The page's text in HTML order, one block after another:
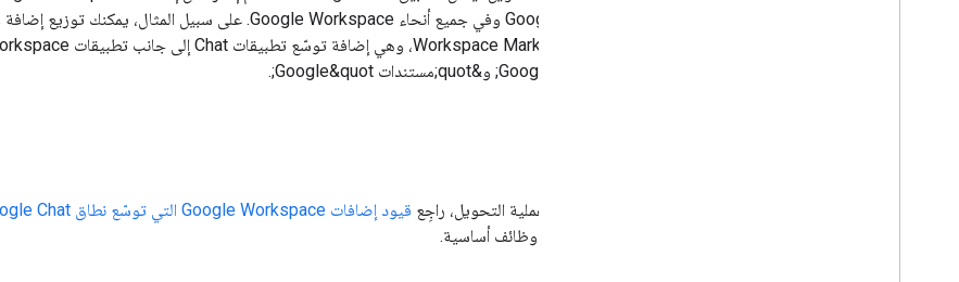
Google&quot; و&quot;مستندات Google&quot;.
قبل بدء عملية التحويل، راجِع قيود إضافات Google Workspace التي توسّع نطاق Google Chat
فقدان أي وظائف أساسية.